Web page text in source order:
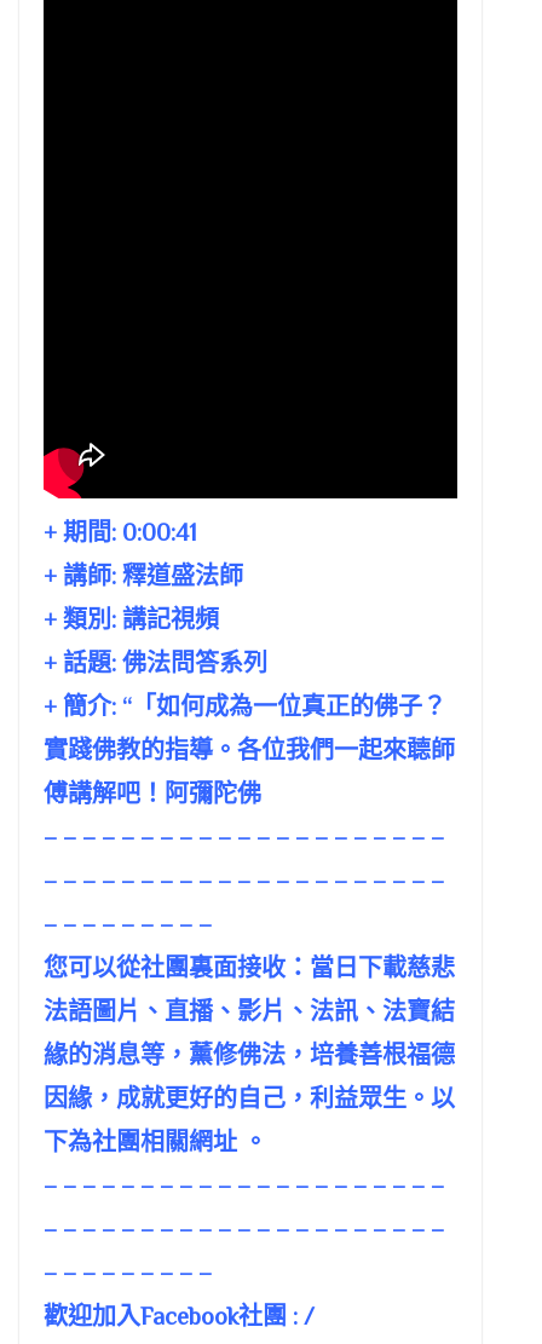
+ 期間: 0:00:41
+ 講師: 釋道盛法師
+ 類別: 講記視頻
+ 話題: 佛法問答系列
+ 簡介: “「如何成為一位真正的佛子？
實踐佛教的指導。各位我們一起來聼師
傅講解吧！阿彌陀佛
– – – – – – – – – – – – – – – – – – – – –
– – – – – – – – – – – – – – – – – – – – –
– – – – – – – – –
您可以從社團裏面接收：當日下載慈悲
法語圖片、直播、影片、法訊、法寶結
緣的消息等，薰修佛法，培養善根福德
因緣，成就更好的自己，利益眾生。以
下為社團相關網址 。
– – – – – – – – – – – – – – – – – – – – –
– – – – – – – – – – – – – – – – – – – – –
– – – – – – – – –
歡迎加入Facebook社團 : /